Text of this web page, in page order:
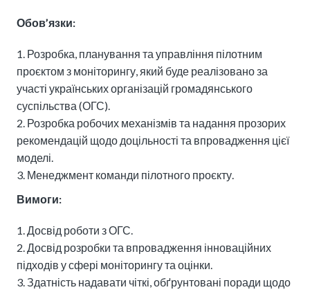
Обов’язки:
Розробка, планування та управління пілотним
проєктом з моніторингу, який буде реалізовано за
участі українських організацій громадянського
суспільства (ОГС).
Розробка робочих механізмів та надання прозорих
рекомендацій щодо доцільності та впровадження цієї
моделі.
Менеджмент команди пілотного проєкту.
Вимоги:
Досвід роботи з ОГС.
Досвід розробки та впровадження інноваційних
підходів у сфері моніторингу та оцінки.
Здатність надавати чіткі, обґрунтовані поради щодо